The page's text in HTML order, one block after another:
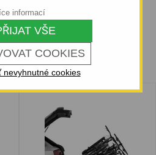
COOKIES
VŠE
nevyhnutné cookies
informací
výrobců THULE nebo
nosiče od výrobců
které nabízí velmi dobrý
náročné zákazníky máme v
"low cost" italské značky
informací